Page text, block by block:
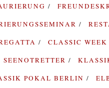
CLASSIC
SEENOTRETTER
POKAL BERLIN